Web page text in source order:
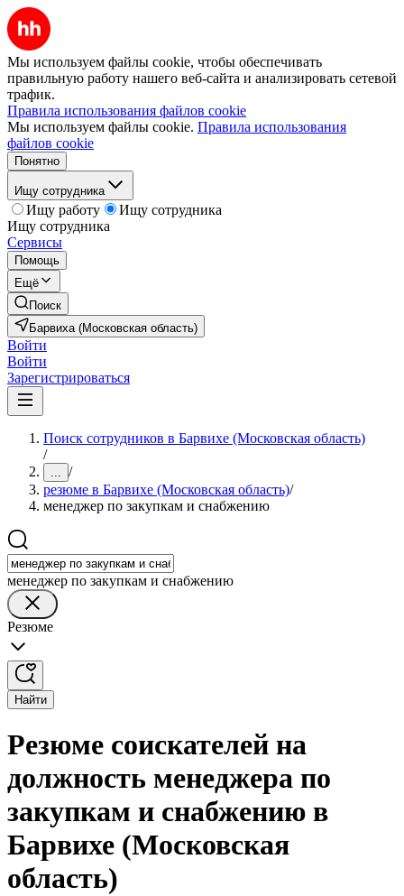
Мы используем файлы cookie, чтобы обеспечивать
правильную работу нашего веб-сайта и анализировать сетевой
трафик.
Правила использования файлов cookie
Мы используем файлы cookie. Правила использования
файлов cookie
Понятно
Ищу сотрудника
Ищу работу
Ищу сотрудника
Ищу сотрудника
Сервисы
Помощь
Ещё
Поиск
Барвиха (Московская область)
Войти
Войти
Зарегистрироваться
Поиск сотрудников в Барвихе (Московская область)
/
... /
резюме в Барвихе (Московская область)/
менеджер по закупкам и снабжению
менеджер по закупкам и снабжению
Резюме
Найти
Резюме соискателей на
должность менеджера по
закупкам и снабжению в
Барвихе (Московская
область)